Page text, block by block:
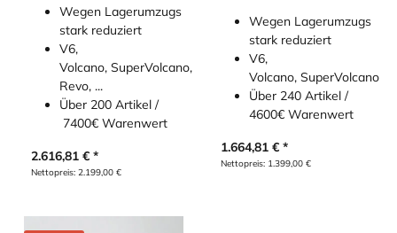
Wegen Lagerumzugs
stark reduziert
V6,
Volcano, SuperVolcano,
Revo, ...
Über 200 Artikel /
7400€ Warenwert
2.616,81 €
Nettopreis: 2.199,00 €
Wegen Lagerumzugs
stark reduziert
V6,
Volcano, SuperVolcano
Über 240 Artikel /
4600€ Warenwert
1.664,81€
Nettopreis: 1.399,00€